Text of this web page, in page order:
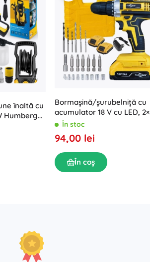
înaltă cu
Humberg
Bormașină/șurubelniță cu
acumulator 18 V cu LED, 2×
baterii 2 Ah și geantă cu
accesorii
În stoc
94,00 lei
În coș